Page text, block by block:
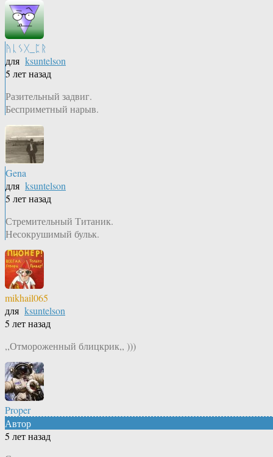
ᚤᚳᛊᚷ_ᛈᚱ
для ksuntelson
5 лет назад
Разительный задвиг.
Бесприметный нарыв.
Gena
для ksuntelson
5 лет назад
Стремительный Титаник.
Несокрушимый бульк.
mikhail065
для ksuntelson
5 лет назад
,,Отмороженный блицкрик,, )))
Proper
Автор
5 лет назад